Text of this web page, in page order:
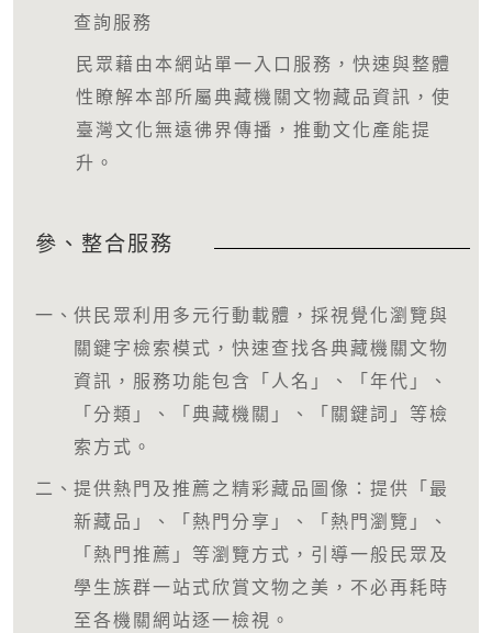
查詢服務
民眾藉由本網站單一入口服務，快速與整體
性瞭解本部所屬典藏機關文物藏品資訊，使
臺灣文化無遠彿界傳播，推動文化產能提
升。
參、整合服務
一、供民眾利用多元行動載體，採視覺化瀏覽與
關鍵字檢索模式，快速查找各典藏機關文物
資訊，服務功能包含「人名」、「年代」、
「分類」、「典藏機關」、「關鍵詞」等檢
索方式。
二、提供熱門及推薦之精彩藏品圖像：提供「最
新藏品」、「熱門分享」、「熱門瀏覽」、
「熱門推薦」等瀏覽方式，引導一般民眾及
學生族群一站式欣賞文物之美，不必再耗時
至各機關網站逐一檢視。